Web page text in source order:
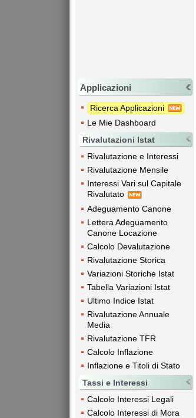
Applicazioni
Ricerca Applicazioni
Le Mie Dashboard
Rivalutazioni Istat
Rivalutazione e Interessi
Rivalutazione Mensile
Interessi Vari sul Capitale
Rivalutato
Adeguamento Canone
Lettera Adeguamento
Canone Locazione
Calcolo Devalutazione
Rivalutazione Storica
Variazioni Storiche Istat
Tabella Variazioni Istat
Ultimo Indice Istat
Rivalutazione Annuale
Media
Rivalutazione TFR
Calcolo Inflazione
Inflazione e Titoli di Stato
Tassi e Interessi
Calcolo Interessi Legali
Calcolo Interessi di Mora